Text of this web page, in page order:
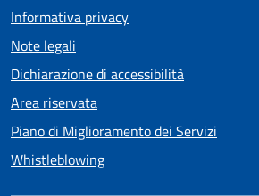
Informativa privacy
Note legali
Dichiarazione di accessibilità
Area riservata
Piano di Miglioramento dei Servizi
Whistleblowing